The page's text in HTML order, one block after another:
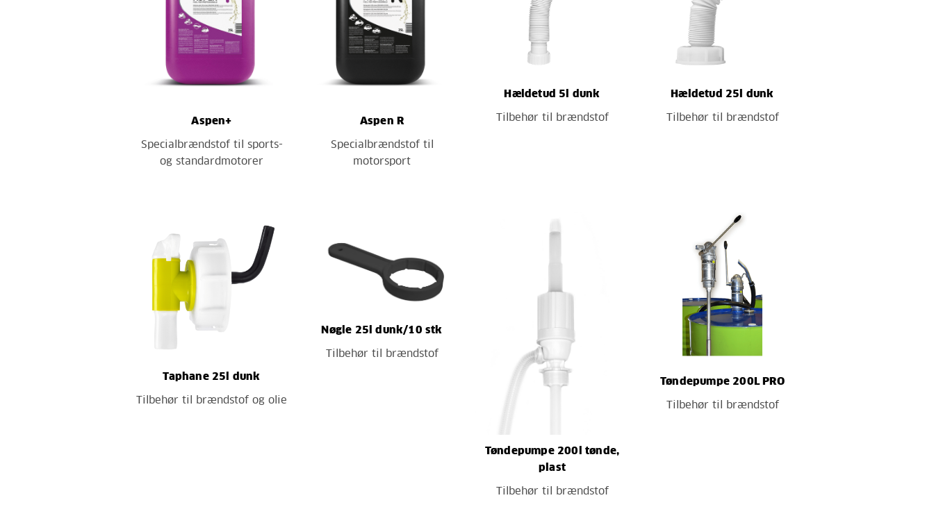
Aspen+
Specialbrændstof til sports-
og standardmotorer
Aspen R
Specialbrændstof til
motorsport
Hældetud 5l dunk
Tilbehør til brændstof
Hældetud 25l dunk
Tilbehør til brændstof
Taphane 25l dunk
Tilbehør til brændstof og olie
Nøgle 25l dunk/10 stk
Tilbehør til brændstof
Tøndepumpe 200l tønde,
plast
Tilbehør til brændstof
Tøndepumpe 200L PRO
Tilbehør til brændstof